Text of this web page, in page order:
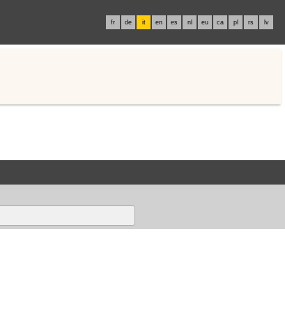
fr de it en es nl eu ca pl rs lv